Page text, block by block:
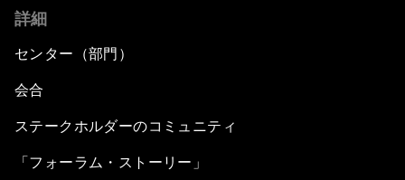
詳細
センター（部門）
会合
ステークホルダーのコミュニティ
「フォーラム・ストーリー」